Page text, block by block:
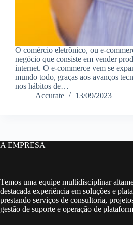
O comércio eletrônico, ou e-
negócio que consiste em vender
internet. O e-commerce vem se
mundo todo, graças aos avanços
nos hábitos de…
Accurate
13/09/2023
A EMPRESA
Temos uma equipe multidisciplinar
destacada experiência em soluções e
prestando serviços de consultoria,
gestão de suporte e operação de